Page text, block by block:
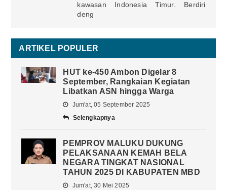
kawasan Indonesia Timur. Berdiri
deng
ARTIKEL POPULER
HUT ke-450 Ambon Digelar 8
September, Rangkaian Kegiatan
Libatkan ASN hingga Warga
Jum'at, 05 September 2025
Selengkapnya
PEMPROV MALUKU DUKUNG
PELAKSANAAN KEMAH BELA
NEGARA TINGKAT NASIONAL
TAHUN 2025 DI KABUPATEN MBD
Jum'at, 30 Mei 2025